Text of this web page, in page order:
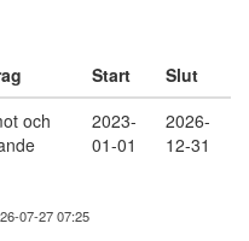
Start
Slut
och
2023-
01-01
2026-
12-31
07-27 07:25